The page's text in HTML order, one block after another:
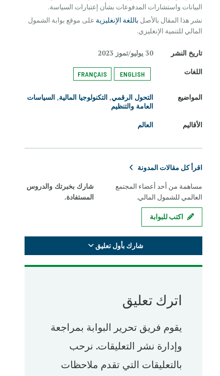
البيانات واستشارات المدفوعات بشأن إعتبارات السياسة.
نشر هذا المقال بالأصلباللغة الإنغليزية على موقع بوابة الشمول
المالي للتنمية الإنغليزي.
تاريخ النشر
30 يوليو/تموز 2023
اللغات
ENGLISH
FRANÇAIS
المواضيع التحول الرقمي,التكنولوجيا المالية,السياسات
العامة والتنظيم
الأقاليم
العالم
اقرأ كل مقالات المدونة
مساهمة من أحد أعضاء المجتمع
العالمي للشمول المالي.
شارك بخبرتك والدروس
المستفادة.
اكتب للبوابة
شارك بأول تعليق
اترك تعليق
يقوم فريق تحرير البوابة بمراجعة
وإدارة نشر التعليقات. نرحب
بالتعليقات التي تقدم ملاحظات